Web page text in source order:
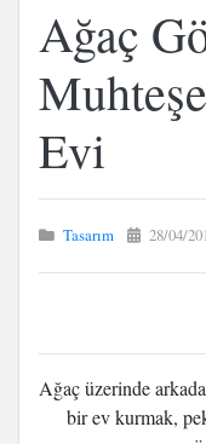
Ağaç
Evi
Tasarım 28/04/
Ağaç üzerinde
bir ev kurmak,